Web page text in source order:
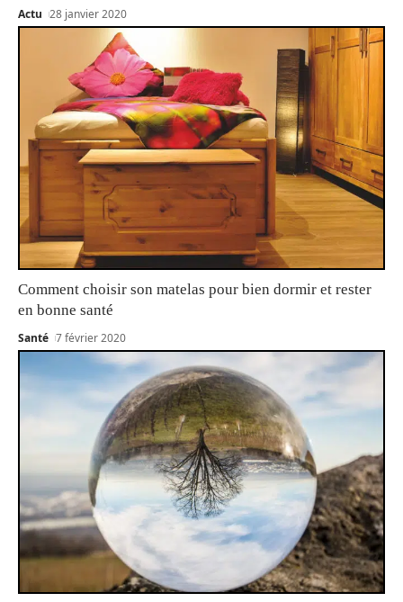
Actu 28 janvier 2020
Comment choisir son matelas pour bien dormir et rester
en bonne santé
Santé 7 février 2020